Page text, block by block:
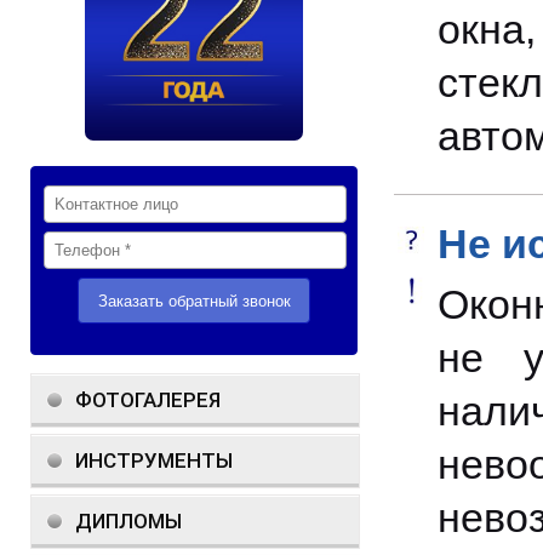
ФОТОГАЛЕРЕЯ
ИНСТРУМЕНТЫ
ДИПЛОМЫ
Не
не